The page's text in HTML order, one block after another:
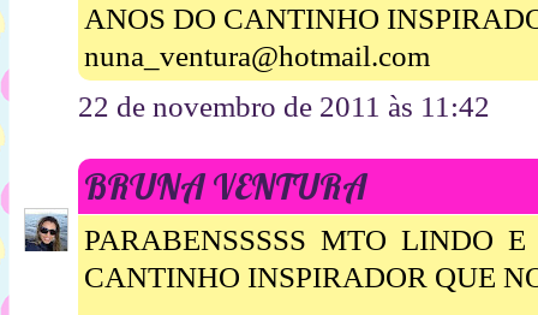
ANOS DO CANTINHO
nuna_ventura@hotmail.com
22 de novembro de 2011 às 11:42
BRUNA VENTURA
PARABENSSSSS MTO LINDO
CANTINHO INSPIRADOR QUE